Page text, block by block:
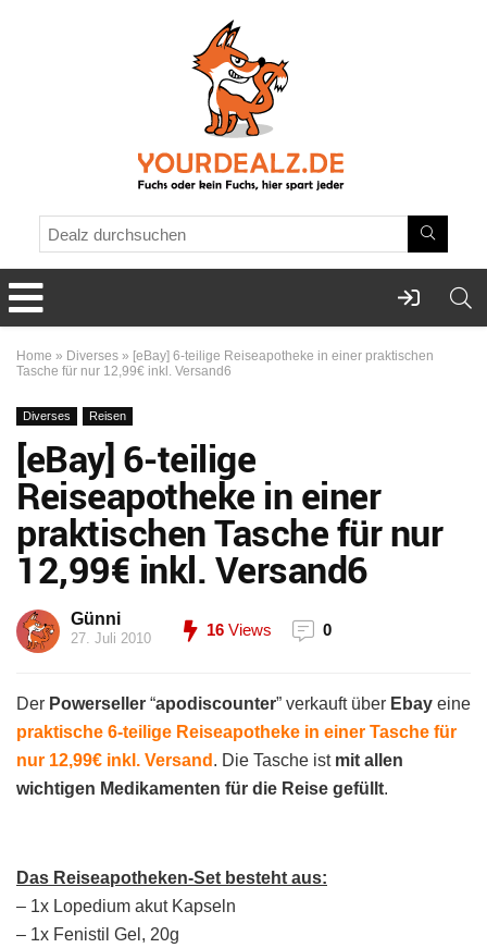
Home » Diverses » [eBay] 6-teilige Reiseapotheke in einer praktischen
Tasche für nur 12,99€ inkl. Versand6
Diverses Reisen
[eBay] 6-teilige
Reiseapotheke in einer
praktischen Tasche für nur
12,99€ inkl. Versand6
Günni
27. Juli 2010 16 Views 0
Der Powerseller “apodiscounter” verkauft über Ebay eine
praktische 6-teilige Reiseapotheke in einer Tasche für
nur 12,99€ inkl. Versand . Die Tasche ist mit allen
wichtigen Medikamenten für die Reise gefüllt.
Das Reiseapotheken-Set besteht aus:
– 1x Lopedium akut Kapseln
– 1x Fenistil Gel, 20g